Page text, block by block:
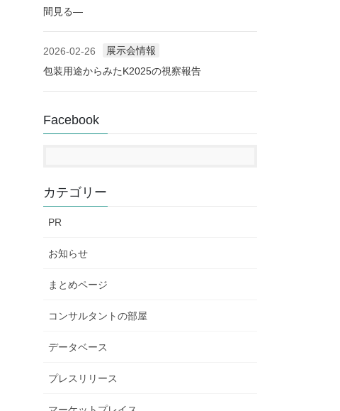
間見る―
2026-02-26
展示会情報
包装用途からみたK2025の視察報告
Facebook
カテゴリー
PR
お知らせ
まとめページ
コンサルタントの部屋
データベース
プレスリリース